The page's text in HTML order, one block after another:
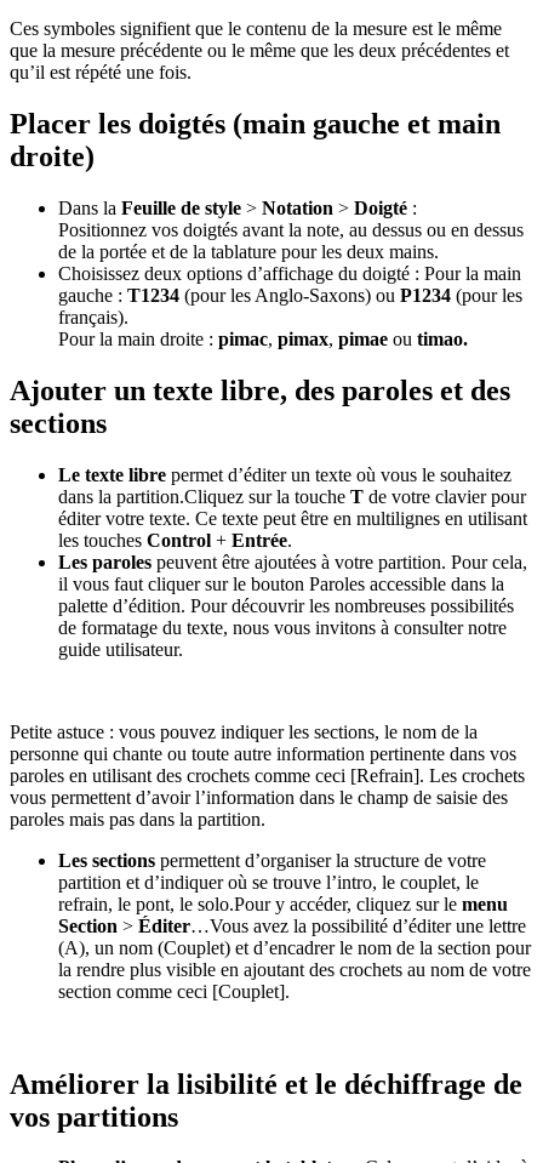
Ces symboles signifient que le contenu de la mesure est le même
que la mesure précédente ou le même que les deux précédentes et
qu’il est répété une fois.
Placer les doigtés (main gauche et main
droite)
Dans la Feuille de style > Notation > Doigté :
Positionnez vos doigtés avant la note, au dessus ou en dessus
de la portée et de la tablature pour les deux mains.
Choisissez deux options d’affichage du doigté : Pour la main
gauche : T1234 (pour les Anglo-Saxons) ou P1234 (pour les
français).
Pour la main droite : pimac, pimax, pimae ou timao.
Ajouter un texte libre, des paroles et des
sections
Le texte libre permet d’éditer un texte où vous le souhaitez
dans la partition.Cliquez sur la touche T de votre clavier pour
éditer votre texte. Ce texte peut être en multilignes en utilisant
les touches Control + Entrée.
Les paroles peuvent être ajoutées à votre partition. Pour cela,
il vous faut cliquer sur le bouton Paroles accessible dans la
palette d’édition. Pour découvrir les nombreuses possibilités
de formatage du texte, nous vous invitons à consulter notre
guide utilisateur.
Petite astuce : vous pouvez indiquer les sections, le nom de la
personne qui chante ou toute autre information pertinente dans vos
paroles en utilisant des crochets comme ceci [Refrain]. Les crochets
vous permettent d’avoir l’information dans le champ de saisie des
paroles mais pas dans la partition.
Les sections permettent d’organiser la structure de votre
partition et d’indiquer où se trouve l’intro, le couplet, le
refrain, le pont, le solo.Pour y accéder, cliquez sur le menu
Section > Éditer…Vous avez la possibilité d’éditer une lettre
(A), un nom (Couplet) et d’encadrer le nom de la section pour
la rendre plus visible en ajoutant des crochets au nom de votre
section comme ceci [Couplet].
Améliorer la lisibilité et le déchiffrage de
vos partitions